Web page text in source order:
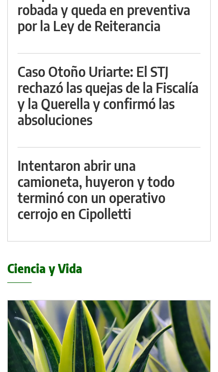
robada y queda en preventiva
por la Ley de Reiterancia
Caso Otoño Uriarte: El STJ
rechazó las quejas de la Fiscalía
y la Querella y confirmó las
absoluciones
Intentaron abrir una
camioneta, huyeron y todo
terminó con un operativo
cerrojo en Cipolletti
Ciencia y Vida